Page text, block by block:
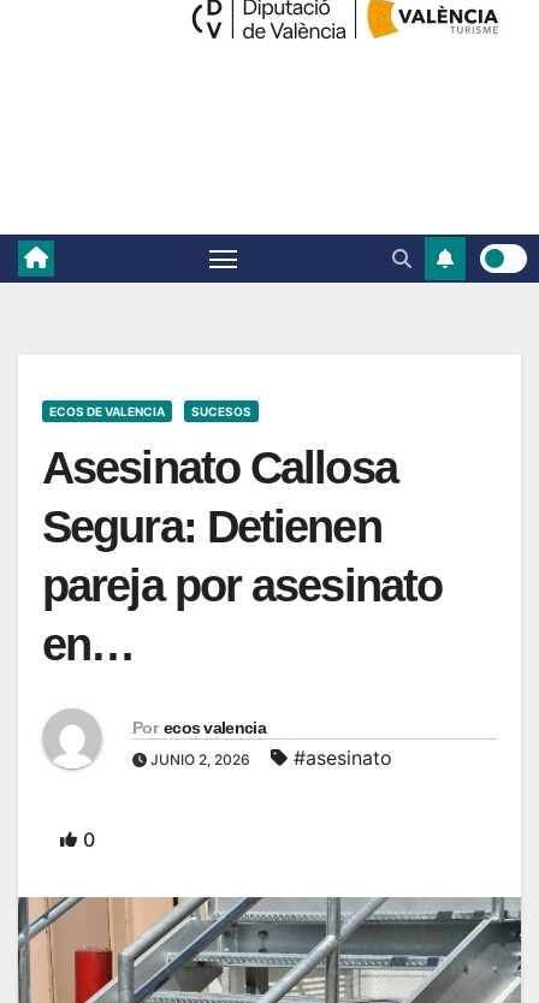
ECOS DE VALENCIA SUCESOS
Asesinato Callosa
Segura: Detienen
pareja por asesinato
en…
Por ecos valencia
JUNIO 2, 2026 #asesinato
0